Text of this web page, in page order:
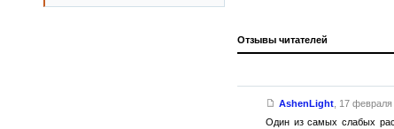
Отзывы читателей
AshenLight, 17 февраля
Один из самых слабых